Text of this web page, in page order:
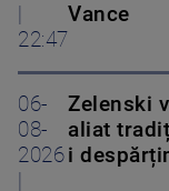
22:47
Vance
06-
08-
2026
Zelenski
aliat
i